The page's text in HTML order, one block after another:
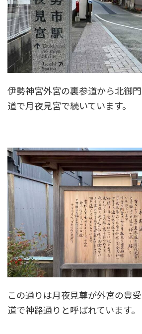
伊勢神宮外宮の裏参道から北御
道で月夜見宮で続いています。
この通りは月夜見尊が外宮の豊
道で神路通りと呼ばれています。